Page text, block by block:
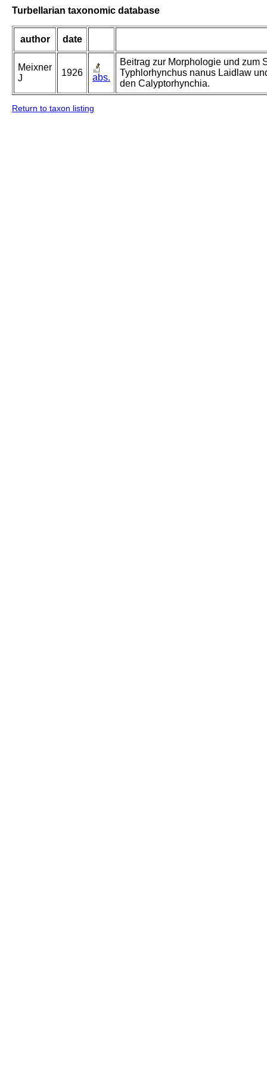
Turbellarian taxonomic database
author date
Meixner
J
1926 abs.
Beitrag zur Morphologie und zum
Typhlorhynchus nanus Laidlaw
den Calyptorhynchia.
Return to taxon listing